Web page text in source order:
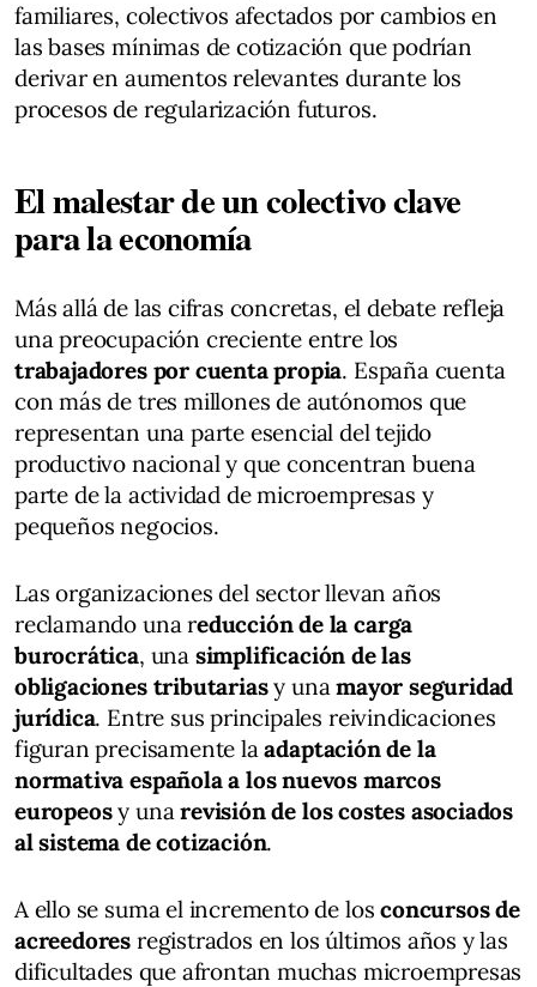
familiares, colectivos afectados por cambios en
las bases mínimas de cotización que podrían
derivar en aumentos relevantes durante los
procesos de regularización futuros.
El malestar de un colectivo clave
para la economía
Más allá de las cifras concretas, el debate refleja
una preocupación creciente entre los
trabajadores por cuenta propia. España cuenta
con más de tres millones de autónomos que
representan una parte esencial del tejido
productivo nacional y que concentran buena
parte de la actividad de microempresas y
pequeños negocios.
Las organizaciones del sector llevan años
reclamando una reducción de la carga
burocrática, una simplificación de las
obligaciones tributariasy unamayor seguridad
jurídica. Entre sus principales reivindicaciones
figuran precisamente laadaptación de la
normativa española a los nuevos marcos
europeosy unarevisión de los costes asociados
al sistema de cotización.
A ello se suma el incremento de losconcursos de
acreedores registrados en los últimos años y las
dificultades que afrontan muchas microempresas